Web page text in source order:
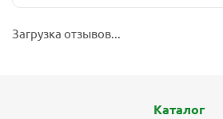
Загрузка отзывов...
Каталог